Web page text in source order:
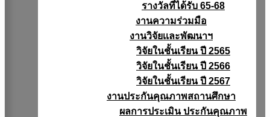
รางวัลที่ได้รับ 65-68
งานความร่วมมือ
งานวิจัยเเละพัฒนาฯ
วิจัยในชั้นเรียน ปี 2565
วิจัยในชั้นเรียน ปี 2566
วิจัยในชั้นเรียน ปี 2567
งานประกันคุณภาพสถานศึกษา
ผลการประเมิน ประกันคุณภาพ